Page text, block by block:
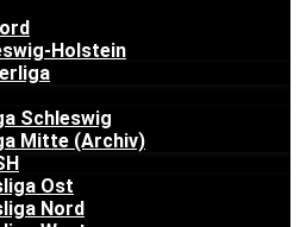
Holstein
Schleswig
Mitte (Archiv)
Ost
Nord